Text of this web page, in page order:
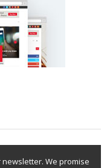
We promise